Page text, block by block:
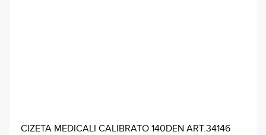
CIZETA MEDICALI CALIBRATO 140DEN ART.34146